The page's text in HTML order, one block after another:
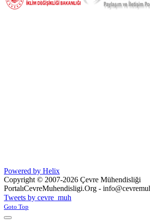
Powered by Helix
Copyright © 2007-2026 Çevre Mühendisliği
PortalıCevreMuhendisligi.Org -
Joomla! 3 Templates
Tweets by cevre_muh
Goto Top